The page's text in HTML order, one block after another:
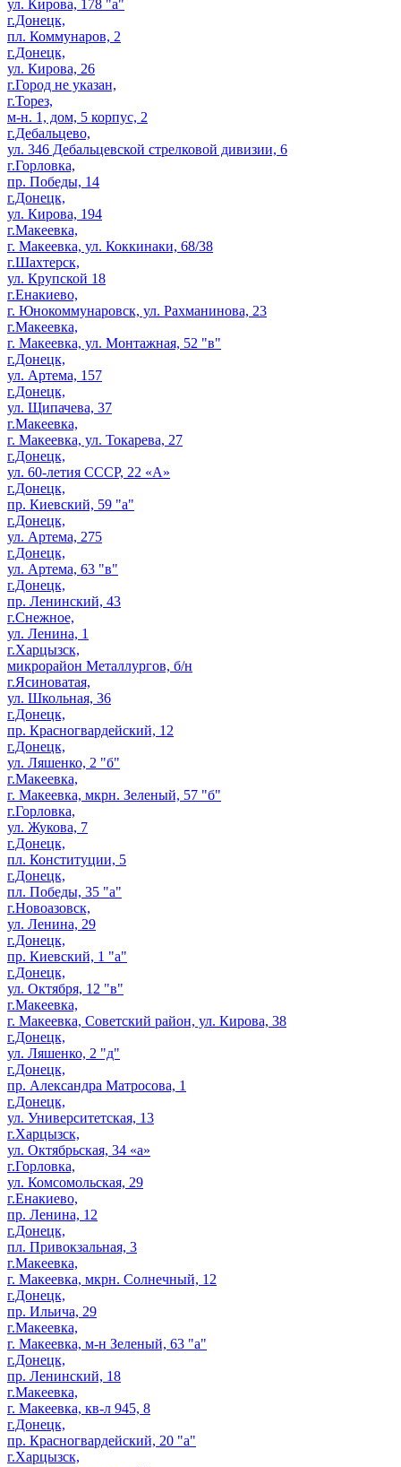
ул. Кирова, 178 "а"
г.Донецк,
пл. Коммунаров, 2
г.Донецк,
ул. Кирова, 26
г.Город не указан,
г.Торез,
м-н. 1, дом, 5 корпус, 2
г.Дебальцево,
ул. 346 Дебальцевской стрелковой дивизии, 6
г.Горловка,
пр. Победы, 14
г.Донецк,
ул. Кирова, 194
г.Макеевка,
г. Макеевка, ул. Коккинаки, 68/38
г.Шахтерск,
ул. Крупской 18
г.Енакиево,
г. Юнокоммунаровск, ул. Рахманинова, 23
г.Макеевка,
г. Макеевка, ул. Монтажная, 52 "в"
г.Донецк,
ул. Артема, 157
г.Донецк,
ул. Щипачева, 37
г.Макеевка,
г. Макеевка, ул. Токарева, 27
г.Донецк,
ул. 60-летия СССР, 22 «А»
г.Донецк,
пр. Киевский, 59 "а"
г.Донецк,
ул. Артема, 275
г.Донецк,
ул. Артема, 63 "в"
г.Донецк,
пр. Ленинский, 43
г.Снежное,
ул. Ленина, 1
г.Харцызск,
микрорайон Металлургов, б/н
г.Ясиноватая,
ул. Школьная, 36
г.Донецк,
пр. Красногвардейский, 12
г.Донецк,
ул. Ляшенко, 2 "б"
г.Макеевка,
г. Макеевка, мкрн. Зеленый, 57 "б"
г.Горловка,
ул. Жукова, 7
г.Донецк,
пл. Конституции, 5
г.Донецк,
пл. Победы, 35 "а"
г.Новоазовск,
ул. Ленина, 29
г.Донецк,
пр. Киевский, 1 "а"
г.Донецк,
ул. Октября, 12 "в"
г.Макеевка,
г. Макеевка, Советский район, ул. Кирова, 38
г.Донецк,
ул. Ляшенко, 2 "д"
г.Донецк,
пр. Александра Матросова, 1
г.Донецк,
ул. Университетская, 13
г.Харцызск,
ул. Октябрьская, 34 «а»
г.Горловка,
ул. Комсомольская, 29
г.Енакиево,
пр. Ленина, 12
г.Донецк,
пл. Привокзальная, 3
г.Макеевка,
г. Макеевка, мкрн. Солнечный, 12
г.Донецк,
пр. Ильича, 29
г.Макеевка,
г. Макеевка, м-н Зеленый, 63 "а"
г.Донецк,
пр. Ленинский, 18
г.Макеевка,
г. Макеевка, кв-л 945, 8
г.Донецк,
пр. Красногвардейский, 20 "а"
г.Харцызск,